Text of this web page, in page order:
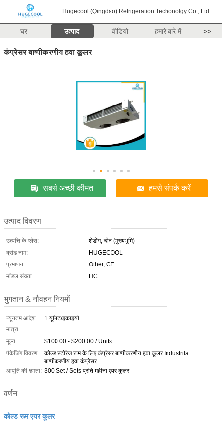
Hugecool (Qingdao) Refrigeration Techonolgy Co., Ltd
घर उत्पाद वीडियो हमारे बारे में >>
कंप्रेसर बाष्पीकरणीय हवा कूलर
सबसे अच्छी कीमत हमसे संपर्क करें
उत्पाद विवरण
उत्पत्ति के प्लेस:
शेडोंग, चीन (मुख्यभूमि)
ब्रांड नाम:
HUGECOOL
प्रमाणन:
Other, CE
मॉडल संख्या:
HC
भुगतान & नौवहन नियमों
न्यूनतम आदेश
मात्रा:
1 यूनिट/इकाइयों
मूल्य:
$100.00 - $200.00 / Units
पैकेजिंग विवरण:
कोल्ड स्टोरेज रूम के लिए कंप्रेसर बाष्पीकरणीय हवा कूलर Industrila
बाष्पीकरणीय हवा कंप्रेसर
आपूर्ति की क्षमता: 300 Set / Sets प्रति महीना एयर कूलर
वर्णन
कोल्ड रूम एयर कूलर